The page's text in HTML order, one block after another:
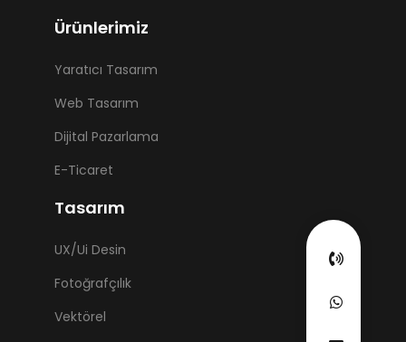
Ürünlerimiz
Yaratıcı Tasarım
Web Tasarım
Dijital Pazarlama
E-Ticaret
Tasarım
UX/Ui Desin
Fotoğrafçılık
Vektörel